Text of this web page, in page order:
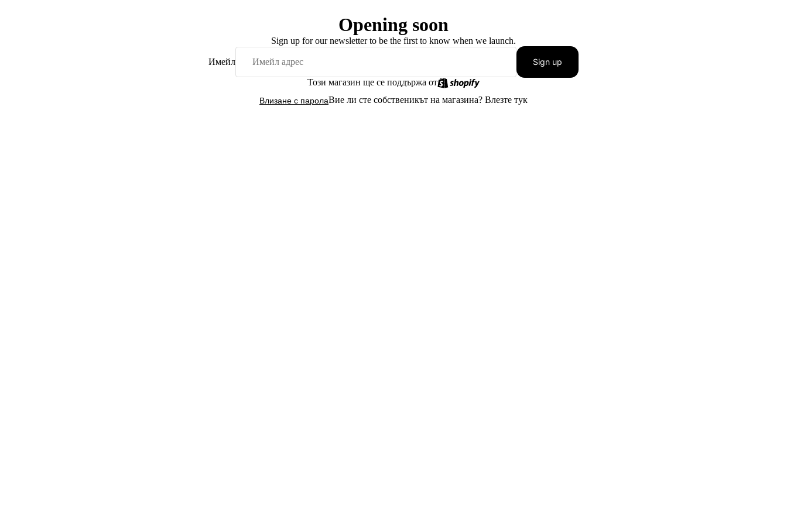
Opening soon
Sign up for our newsletter to be the first to know when we launch.
Имейл Sign up
Този магазин ще се поддържа от
Влизане с паролаВие ли сте собственикът на магазина? Влезте тук